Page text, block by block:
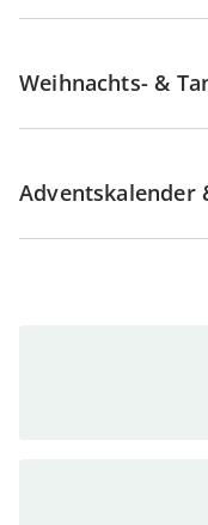
Weihnachts- &
Adventskalender